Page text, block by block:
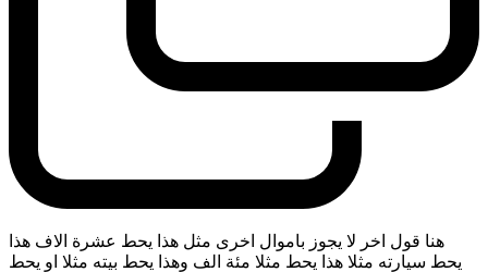
هنا قول اخر لا يجوز باموال اخرى مثل هذا يحط عشرة الاف هذا
يحط سيارته مثلا هذا يحط مثلا مئة الف وهذا يحط بيته مثلا او يحط